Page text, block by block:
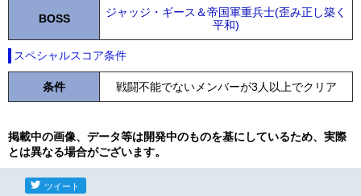
BOSS
ジャッジ・ギース＆帝国軍重兵士(歪み正し築く
平和)
スペシャルスコア条件
条件 戦闘不能でないメンバーが3人以上でクリア
掲載中の画像、データ等は開発中のものを基にしているため、実際
とは異なる場合がございます。
ツイート